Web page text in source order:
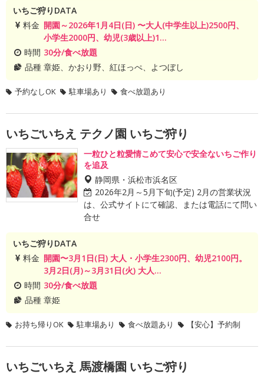
いちご狩りDATA
料金 開園～2026年1月4日(日) 〜大人(中学生以上)2500円、
小学生2000円、幼児(3歳以上)1...
時間 30分/食べ放題
品種 章姫、かおり野、紅ほっぺ、よつぼし
予約なしOK 駐車場あり 食べ放題あり
いちごいちえ テクノ園 いちご狩り
一粒ひと粒愛情こめて安心で安全ないちご作り
を追及
静岡県・浜松市浜名区
2026年2月～5月下旬(予定) 2月の営業状況
は、公式サイトにて確認、または電話にて問い
合せ
いちご狩りDATA
料金 開園〜3月1日(日) 大人・小学生2300円、幼児2100円。
3月2日(月)～3月31日(火) 大人...
時間 30分/食べ放題
品種 章姫
お持ち帰りOK 駐車場あり 食べ放題あり 【安心】予約制
いちごいちえ 馬渡橋園 いちご狩り